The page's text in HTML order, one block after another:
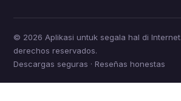
© 2026 Aplikasi untuk segala hal di
derechos reservados.
Descargas seguras · Reseñas honestas